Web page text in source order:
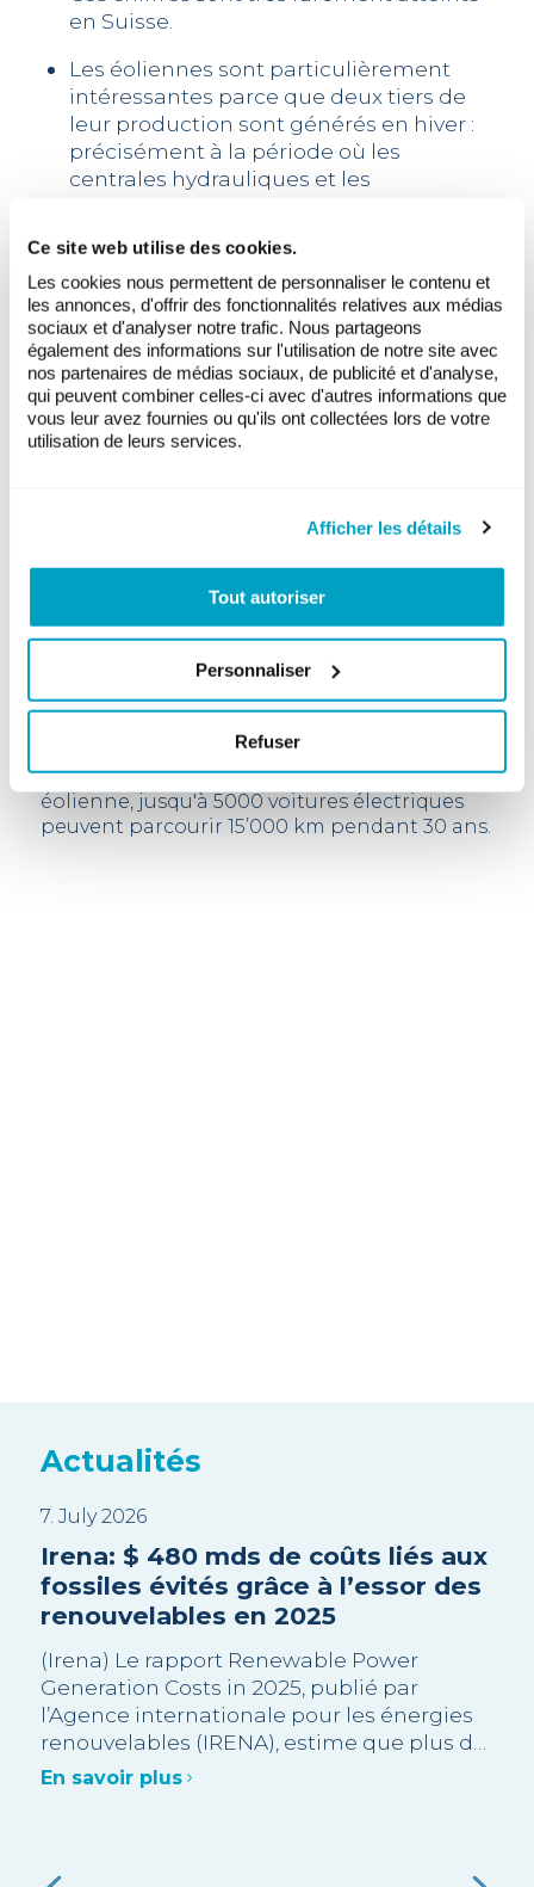
Ce site web utilise des cookies.
Les cookies nous permettent de personnaliser le contenu et
les annonces, d'offrir des fonctionnalités relatives aux médias
sociaux et d'analyser notre trafic. Nous partageons
également des informations sur l'utilisation de notre site avec
nos partenaires de médias sociaux, de publicité et d'analyse,
qui peuvent combiner celles-ci avec d'autres informations que
vous leur avez fournies ou qu'ils ont collectées lors de votre
utilisation de leurs services.
Afficher les détails
Tout autoriser
Personnaliser
Refuser
en Suisse.
Les éoliennes sont particulièrement
intéressantes parce que deux tiers de
leur production sont générés en hiver :
précisément à la période où les
centrales hydrauliques et les
plus élevée.
Avec un mix intelligent approprié,
toutes les énergies renouvelables se
complètent et garantissent un
approvisionnement local et écologique
en énergie pendant toute l’année.
grande majorité des éoliennes produit
été prévu au moment de leur
Avec la production d'électricité d'une
éolienne, jusqu'à 5000 voitures électriques
peuvent parcourir 15’000 km pendant 30 ans.
Actualités
7. July 2026
Irena: $ 480 mds de coûts liés aux
fossiles évités grâce à l’essor des
renouvelables en 2025
(Irena) Le rapport Renewable Power
Generation Costs in 2025, publié par
l’Agence internationale pour les énergies
renouvelables (IRENA), estime que plus de
90 % des capacités renouvelables à
l’échelle industrielle ajoutées en 2025
En savoir plus